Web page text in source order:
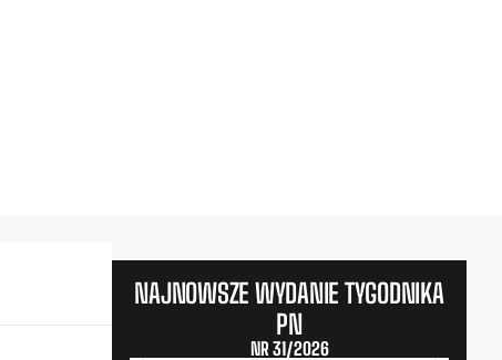
NAJNOWSZE WYDANIE TYGODNIKA
PN
NR 31/2026